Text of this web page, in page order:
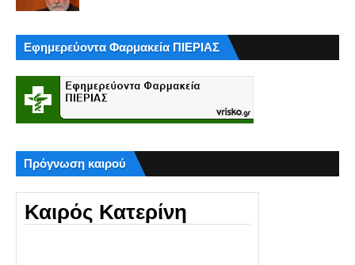
Εφημερεύοντα Φαρμακεία ΠΙΕΡΙΑΣ
Πρόγνωση καιρού
Καιρός Κατερίνη